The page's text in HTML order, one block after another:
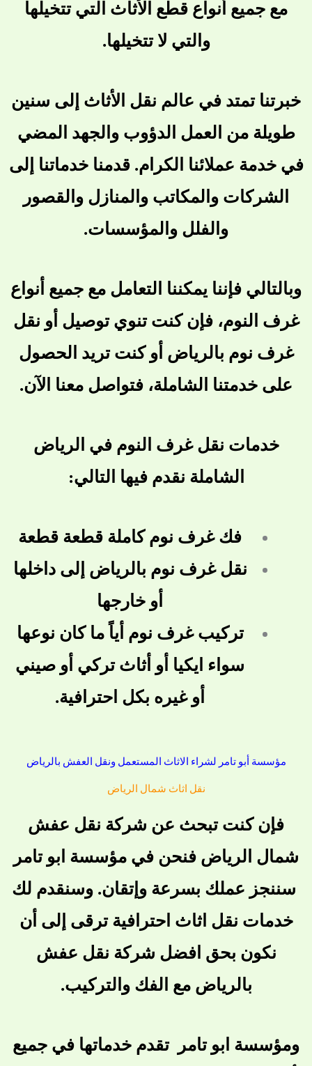
مع جميع أنواع قطع الأثاث التي تتخيلها
والتي لا تتخيلها.
خبرتنا تمتد في عالم نقل الأثاث إلى سنين
طويلة من العمل الدؤوب والجهد المضي
في خدمة عملائنا الكرام. قدمنا خدماتنا إلى
الشركات والمكاتب والمنازل والقصور
والفلل والمؤسسات.
وبالتالي فإننا يمكننا التعامل مع جميع أنواع
غرف النوم، فإن كنت تنوي توصيل أو نقل
غرف نوم بالرياض أو كنت تريد الحصول
على خدمتنا الشاملة، فتواصل معنا الآن.
خدمات نقل غرف النوم في الرياض
الشاملة نقدم فيها التالي:
فك غرف نوم كاملة قطعة قطعة
نقل غرف نوم بالرياض إلى داخلها
أو خارجها
تركيب غرف نوم أياً ما كان نوعها
سواء ايكيا أو أثاث تركي أو صيني
أو غيره بكل احترافية.
مؤسسة أبو تامر لشراء الاثاث المستعمل ونقل العفش بالرياض
نقل اثاث شمال الرياض
فإن كنت تبحث عن شركة نقل عفش
شمال الرياض فنحن في مؤسسة ابو تامر
سننجز عملك بسرعة وإتقان. وسنقدم لك
خدمات نقل اثاث احترافية ترقى إلى أن
نكون بحق افضل شركة نقل عفش
بالرياض مع الفك والتركيب.
ومؤسسة ابو تامر تقدم خدماتها في جميع